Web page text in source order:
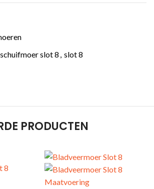
slot 8 , slot 8
PRODUCTEN